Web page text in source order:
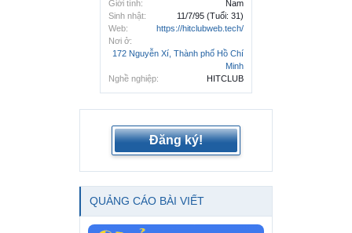
Giới tính:
Nam
Sinh nhật:
11/7/95 (Tuổi: 31)
Web:
https://hitclubweb.tech/
Nơi ở:
172 Nguyễn Xí, Thành phố Hồ Chí
Minh
Nghề nghiệp:
HITCLUB
Đăng ký!
QUẢNG CÁO BÀI VIẾT